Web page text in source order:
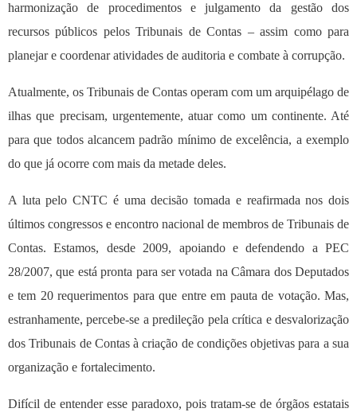
harmonização de procedimentos e julgamento da gestão dos
recursos públicos pelos Tribunais de Contas – assim como para
planejar e coordenar atividades de auditoria e combate à corrupção.
Atualmente, os Tribunais de Contas operam com um arquipélago de
ilhas que precisam, urgentemente, atuar como um continente. Até
para que todos alcancem padrão mínimo de excelência, a exemplo
do que já ocorre com mais da metade deles.
A luta pelo CNTC é uma decisão tomada e reafirmada nos dois
últimos congressos e encontro nacional de membros de Tribunais de
Contas. Estamos, desde 2009, apoiando e defendendo a PEC
28/2007, que está pronta para ser votada na Câmara dos Deputados
e tem 20 requerimentos para que entre em pauta de votação. Mas,
estranhamente, percebe-se a predileção pela crítica e desvalorização
dos Tribunais de Contas à criação de condições objetivas para a sua
organização e fortalecimento.
Difícil de entender esse paradoxo, pois tratam-se de órgãos estatais